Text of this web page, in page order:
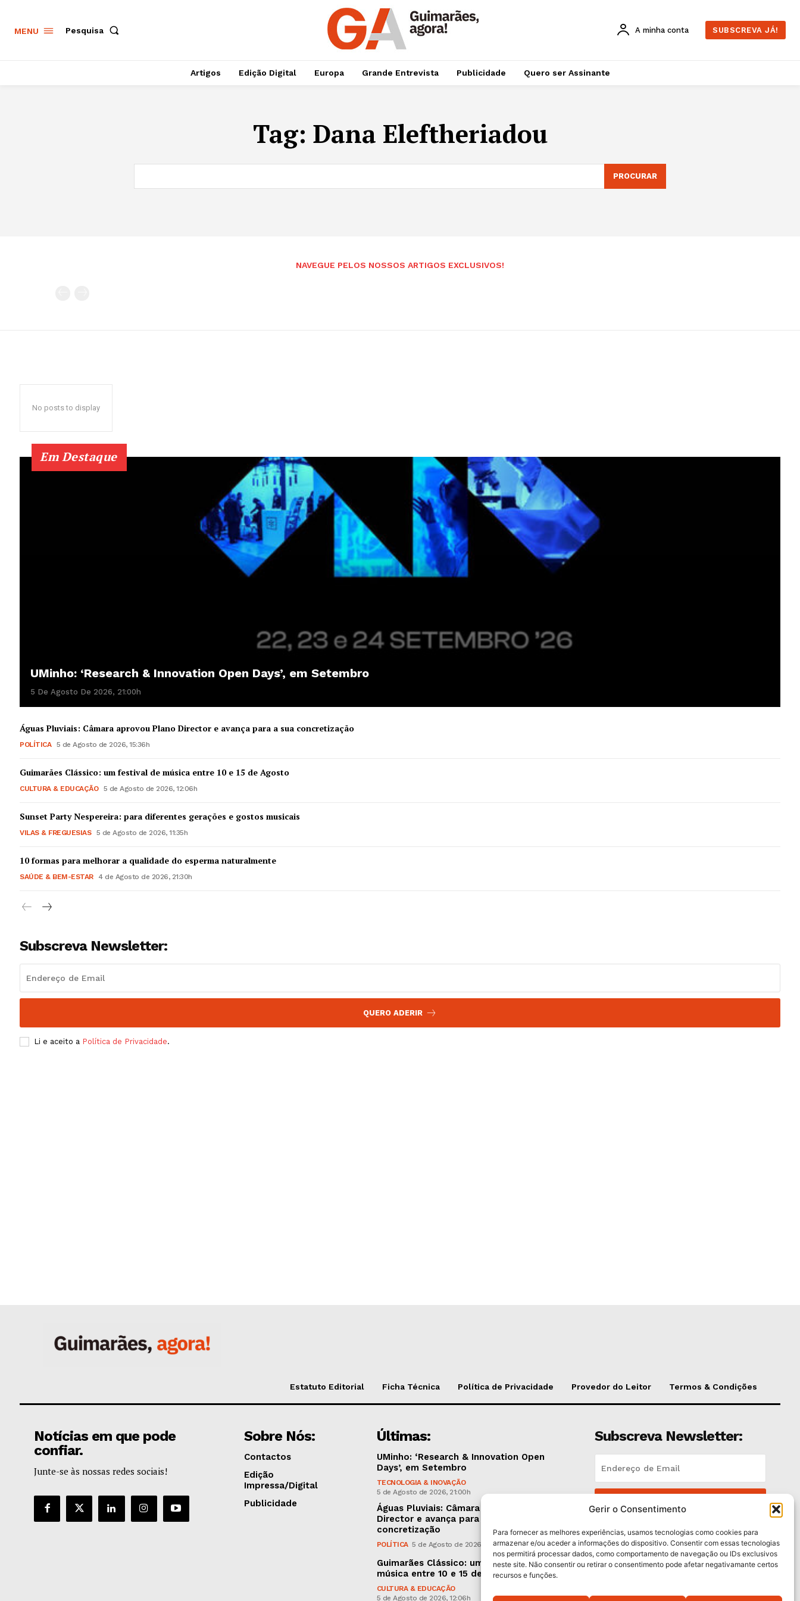
Guimarães, agora!
Gerir o Consentimento
Para fornecer as melhores experiências, usamos tecnologias como cookies para
armazenar e/ou aceder a informações do dispositivo. Consentir com essas tecnologias
nos permitirá processar dados, como comportamento de navegação ou IDs exclusivos
neste site. Não consentir ou retirar o consentimento pode afetar negativamante certos
recursos e funções.
MENU Pesquisa A minha conta SUBSCREVA JÁ!
Artigos Edição Digital Europa Grande Entrevista Publicidade Quero ser Assinante
Tag: Dana Eleftheriadou
PROCURAR
NAVEGUE PELOS NOSSOS ARTIGOS EXCLUSIVOS!
No posts to display
Em Destaque
UMinho: ‘Research & Innovation Open Days’, em Setembro
5 De Agosto De 2026, 21:00h
Águas Pluviais: Câmara aprovou Plano Director e avança para a sua concretização
POLÍTICA 5 de Agosto de 2026, 15:36h
Guimarães Clássico: um festival de música entre 10 e 15 de Agosto
CULTURA & EDUCAÇÃO 5 de Agosto de 2026, 12:06h
Sunset Party Nespereira: para diferentes gerações e gostos musicais
VILAS & FREGUESIAS 5 de Agosto de 2026, 11:35h
10 formas para melhorar a qualidade do esperma naturalmente
SAÚDE & BEM-ESTAR 4 de Agosto de 2026, 21:30h
Subscreva Newsletter:
QUERO ADERIR
Li e aceito a Política de Privacidade.
Estatuto Editorial Ficha Técnica Política de Privacidade Provedor do Leitor Termos & Condições
Notícias em que pode
confiar.
Junte-se às nossas redes sociais!
Sobre Nós:
Contactos
Edição
Impressa/Digital
Publicidade
Últimas:
UMinho: ‘Research & Innovation Open
Days’, em Setembro
TECNOLOGIA & INOVAÇÃO
5 de Agosto de 2026, 21:00h
Águas Pluviais: Câmara aprovou Plano
Director e avança para a sua
concretização
POLÍTICA 5 de Agosto de 2026, 15:36h
Guimarães Clássico: um festival de
música entre 10 e 15 de Agosto
CULTURA & EDUCAÇÃO
5 de Agosto de 2026, 12:06h
Subscreva Newsletter:
Li e aceito aPolítica de Privacidade .